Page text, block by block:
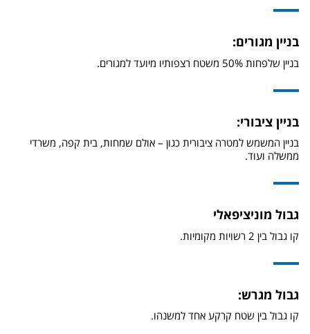
בניין מגורים:
בניין שלפחות 50% משטח רצפותיו מיועד למגורים.
בניין ציבורי:
בניין המשמש למטרה ציבורית כגון – אולם שמחות, בית קפה, משרדי
ממשלה ועוד.
גבול מוניציפאלי
קו גבול בין 2 רשויות מקומיות.
גבול מגרש:
קו גבול בין שטח קרקע אחד למשנהו.